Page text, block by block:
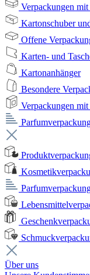
Verpackungen
Kartonschuber
Offene
Karten- und
Kartonanhänger
Besondere
Verpackungen
Über uns